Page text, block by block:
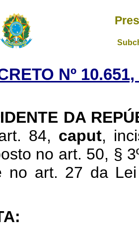
Nº
DA
84, caput,
no art. 50, §
no art. 27 da